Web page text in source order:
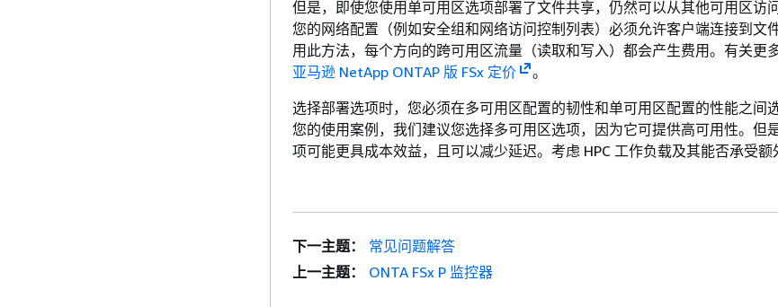
但是，即使您使用单可用区选项部署了文件共享，仍然可以从其他可用区访
您的网络配置（例如安全组和网络访问控制列表）必须允许客户端连接到文
用此方法，每个方向的跨可用区流量（读取和写入）都会产生费用。有关更
亚马逊 NetApp ONTAP 版 FSx 定价
。
选择部署选项时，您必须在多可用区配置的韧性和单可用区配置的性能之间
您的使用案例，我们建议您选择多可用区选项，因为它可提供高可用性。但
项可能更具成本效益，且可以减少延迟。考虑 HPC 工作负载及其能否承受额
下一主题：
常见问题解答
上一主题：
ONTA FSx P 监控器